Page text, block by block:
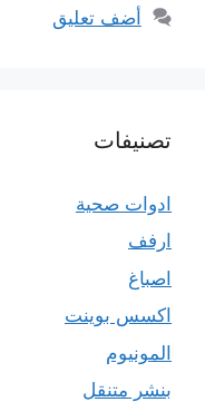
أضف تعليق
تصنيفات
ادوات صحية
ارفف
اصباغ
اكسس بوينت
المونيوم
بنشر متنقل